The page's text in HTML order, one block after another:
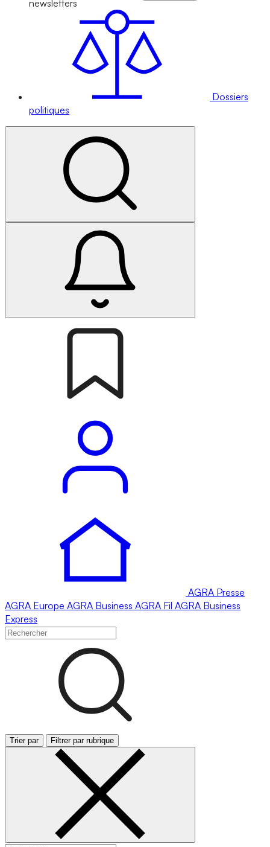
newsletters
Dossiers
politiques
AGRA Presse
AGRA Europe AGRA Business AGRA Fil AGRA Business
Express
Trier par Filtrer par rubrique